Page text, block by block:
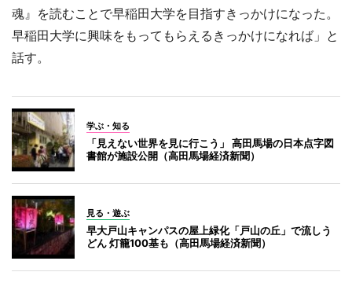
魂』を読むことで早稲田大学を目指すきっかけになった。
早稲田大学に興味をもってもらえるきっかけになれば」と
話す。
学ぶ・知る
「見えない世界を見に行こう」 高田馬場の日本点字図
書館が施設公開（高田馬場経済新聞）
見る・遊ぶ
早大戸山キャンパスの屋上緑化「戸山の丘」で流しう
どん 灯籠100基も（高田馬場経済新聞）